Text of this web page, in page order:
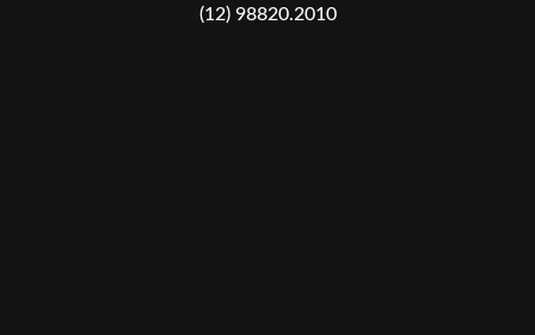
(12) 98820.2010